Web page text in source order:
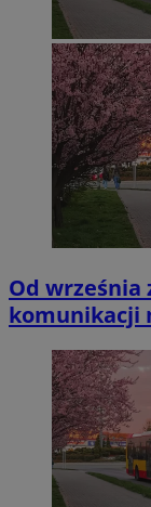
Od
komunikacji